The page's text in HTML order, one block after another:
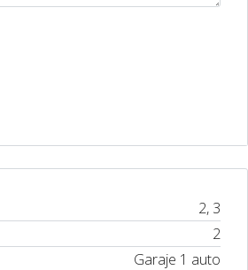
2, 3
2
Garaje 1 auto